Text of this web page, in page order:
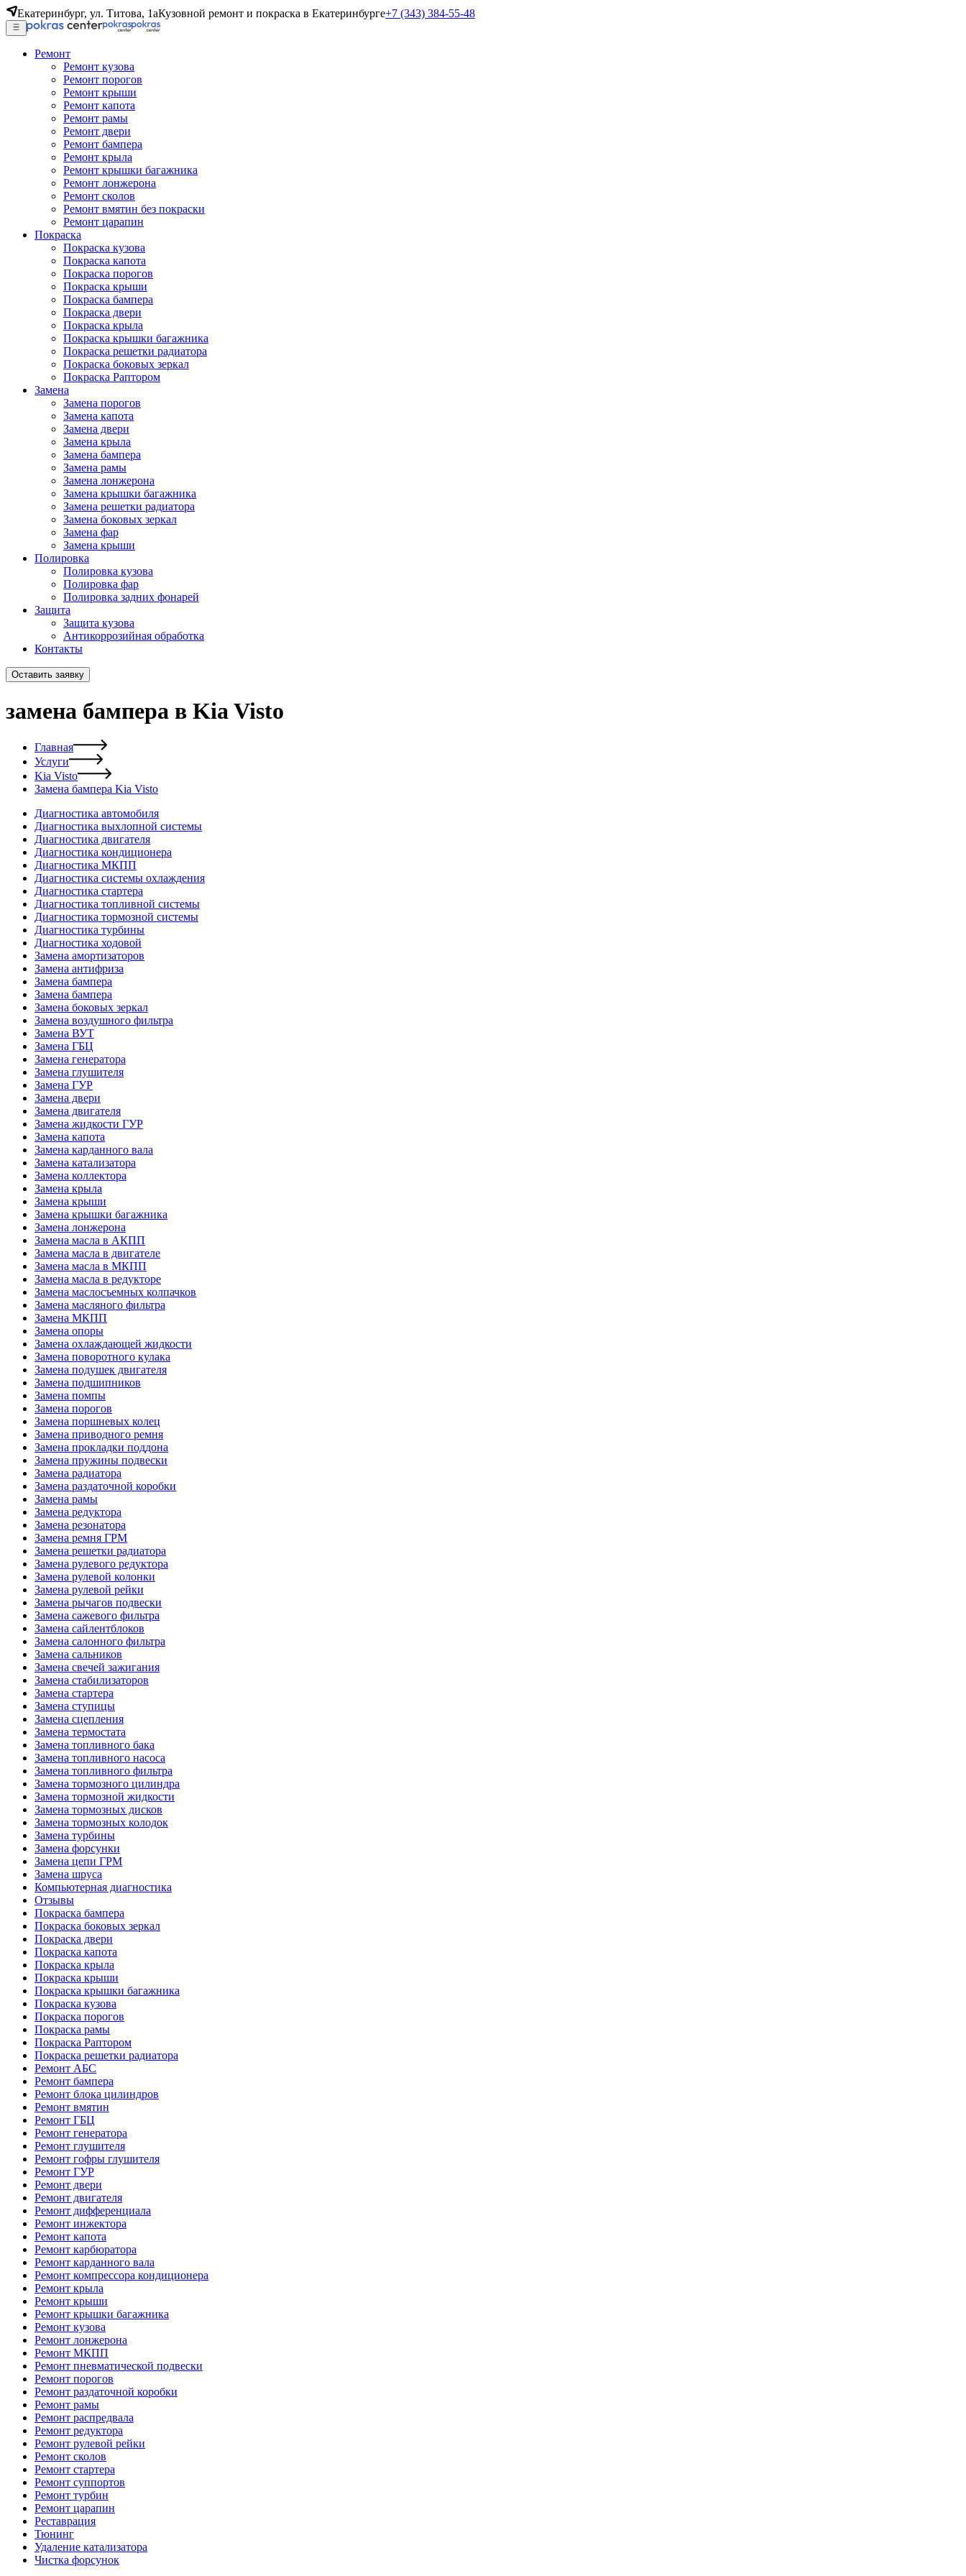
Екатеринбург, ул. Титова, 1аКузовной ремонт и покраска в Екатеринбурге+7 (343) 384-55-48
Ремонт
Ремонт кузова
Ремонт порогов
Ремонт крыши
Ремонт капота
Ремонт рамы
Ремонт двери
Ремонт бампера
Ремонт крыла
Ремонт крышки багажника
Ремонт лонжерона
Ремонт сколов
Ремонт вмятин без покраски
Ремонт царапин
Покраска
Покраска кузова
Покраска капота
Покраска порогов
Покраска крыши
Покраска бампера
Покраска двери
Покраска крыла
Покраска крышки багажника
Покраска решетки радиатора
Покраска боковых зеркал
Покраска Раптором
Замена
Замена порогов
Замена капота
Замена двери
Замена крыла
Замена бампера
Замена рамы
Замена лонжерона
Замена крышки багажника
Замена решетки радиатора
Замена боковых зеркал
Замена фар
Замена крыши
Полировка
Полировка кузова
Полировка фар
Полировка задних фонарей
Защита
Защита кузова
Антикоррозийная обработка
Контакты
Оставить заявку
замена бампера в Kia Visto
Главная
Услуги
Kia Visto
Замена бампера Kia Visto
Диагностика автомобиля
Диагностика выхлопной системы
Диагностика двигателя
Диагностика кондиционера
Диагностика МКПП
Диагностика системы охлаждения
Диагностика стартера
Диагностика топливной системы
Диагностика тормозной системы
Диагностика турбины
Диагностика ходовой
Замена амортизаторов
Замена антифриза
Замена бампера
Замена бампера
Замена боковых зеркал
Замена воздушного фильтра
Замена ВУТ
Замена ГБЦ
Замена генератора
Замена глушителя
Замена ГУР
Замена двери
Замена двигателя
Замена жидкости ГУР
Замена капота
Замена карданного вала
Замена катализатора
Замена коллектора
Замена крыла
Замена крыши
Замена крышки багажника
Замена лонжерона
Замена масла в АКПП
Замена масла в двигателе
Замена масла в МКПП
Замена масла в редукторе
Замена маслосъемных колпачков
Замена масляного фильтра
Замена МКПП
Замена опоры
Замена охлаждающей жидкости
Замена поворотного кулака
Замена подушек двигателя
Замена подшипников
Замена помпы
Замена порогов
Замена поршневых колец
Замена приводного ремня
Замена прокладки поддона
Замена пружины подвески
Замена радиатора
Замена раздаточной коробки
Замена рамы
Замена редуктора
Замена резонатора
Замена ремня ГРМ
Замена решетки радиатора
Замена рулевого редуктора
Замена рулевой колонки
Замена рулевой рейки
Замена рычагов подвески
Замена сажевого фильтра
Замена сайлентблоков
Замена салонного фильтра
Замена сальников
Замена свечей зажигания
Замена стабилизаторов
Замена стартера
Замена ступицы
Замена сцепления
Замена термостата
Замена топливного бака
Замена топливного насоса
Замена топливного фильтра
Замена тормозного цилиндра
Замена тормозной жидкости
Замена тормозных дисков
Замена тормозных колодок
Замена турбины
Замена форсунки
Замена цепи ГРМ
Замена шруса
Компьютерная диагностика
Отзывы
Покраска бампера
Покраска боковых зеркал
Покраска двери
Покраска капота
Покраска крыла
Покраска крыши
Покраска крышки багажника
Покраска кузова
Покраска порогов
Покраска рамы
Покраска Раптором
Покраска решетки радиатора
Ремонт АБС
Ремонт бампера
Ремонт блока цилиндров
Ремонт вмятин
Ремонт ГБЦ
Ремонт генератора
Ремонт глушителя
Ремонт гофры глушителя
Ремонт ГУР
Ремонт двери
Ремонт двигателя
Ремонт дифференциала
Ремонт инжектора
Ремонт капота
Ремонт карбюратора
Ремонт карданного вала
Ремонт компрессора кондиционера
Ремонт крыла
Ремонт крыши
Ремонт крышки багажника
Ремонт кузова
Ремонт лонжерона
Ремонт МКПП
Ремонт пневматической подвески
Ремонт порогов
Ремонт раздаточной коробки
Ремонт рамы
Ремонт распредвала
Ремонт редуктора
Ремонт рулевой рейки
Ремонт сколов
Ремонт стартера
Ремонт суппортов
Ремонт турбин
Ремонт царапин
Реставрация
Тюнинг
Удаление катализатора
Чистка форсунок